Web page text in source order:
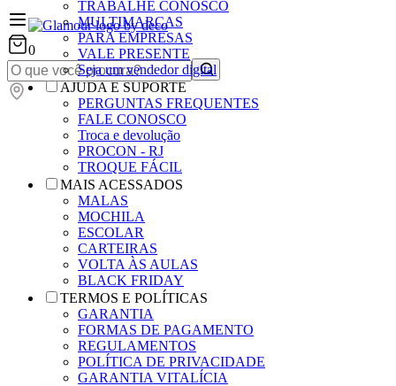
0
TRABALHE CONOSCO
MULTIMARCAS
PARA EMPRESAS
VALE PRESENTE
Seja um vendedor digital
AJUDA E SUPORTE
PERGUNTAS FREQUENTES
FALE CONOSCO
Troca e devolução
PROCON - RJ
TROQUE FÁCIL
MAIS ACESSADOS
MALAS
MOCHILA
ESCOLAR
CARTEIRAS
VOLTA ÀS AULAS
BLACK FRIDAY
TERMOS E POLÍTICAS
GARANTIA
FORMAS DE PAGAMENTO
REGULAMENTOS
POLÍTICA DE PRIVACIDADE
GARANTIA VITALÍCIA